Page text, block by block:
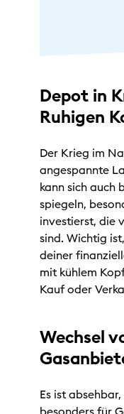
Depot in
Ruhigen
Der Krieg im
angespannte
kann sich auch
spiegeln,
investierst, die
sind. Wichtig
deiner
mit kühlem
Kauf oder
Wechsel
Es ist
besonders für